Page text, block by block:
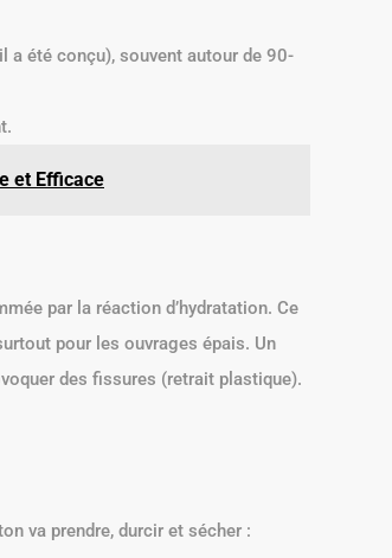
a été conçu), souvent autour de 90-
et Efficace
par la réaction d’hydratation. Ce
pour les ouvrages épais. Un
des fissures (retrait plastique).
va prendre, durcir et sécher :